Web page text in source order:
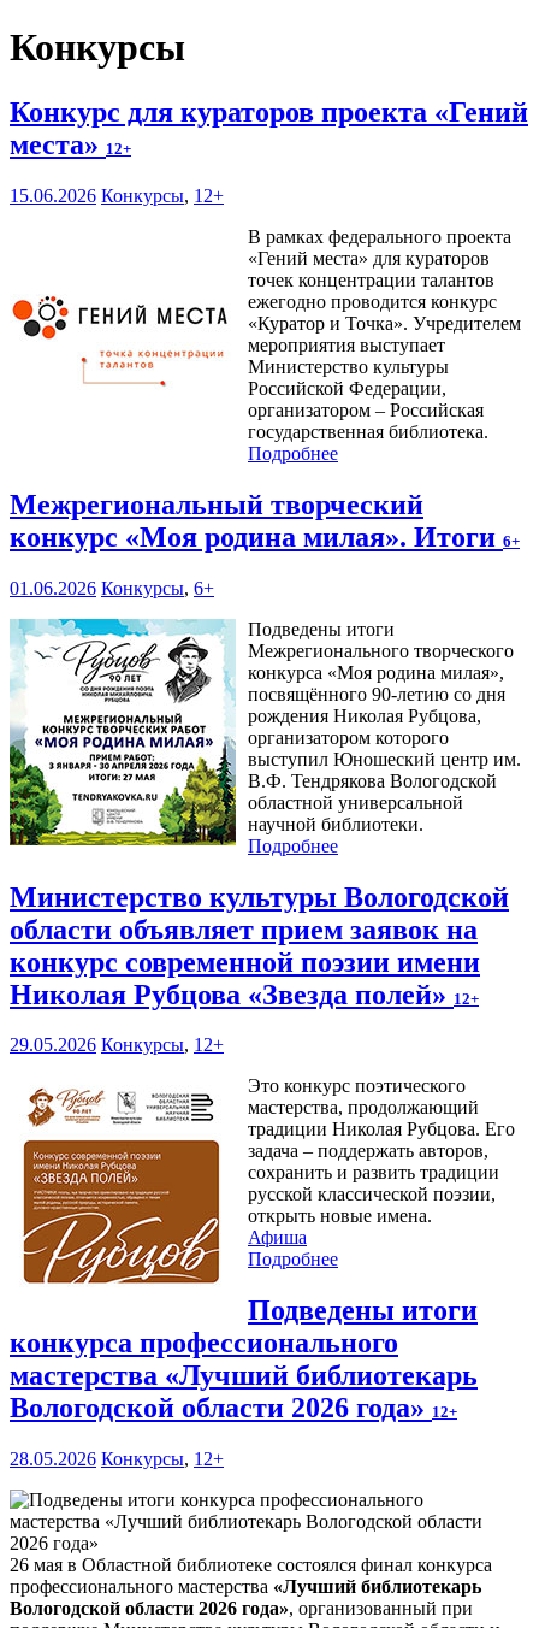
Конкурсы
Конкурс для кураторов проекта «Гений
места» 12+
15.06.2026 Конкурсы, 12+
В рамках федерального проекта
«Гений места» для кураторов
точек концентрации талантов
ежегодно проводится конкурс
«Куратор и Точка». Учредителем
мероприятия выступает
Министерство культуры
Российской Федерации,
организатором – Российская
государственная библиотека.
Подробнее
Межрегиональный творческий
конкурс «Моя родина милая». Итоги 6+
01.06.2026 Конкурсы, 6+
Подведены итоги
Межрегионального творческого
конкурса «Моя родина милая»,
посвящённого 90-летию со дня
рождения Николая Рубцова,
организатором которого
выступил Юношеский центр им.
В.Ф. Тендрякова Вологодской
областной универсальной
научной библиотеки.
Подробнее
Министерство культуры Вологодской
области объявляет прием заявок на
конкурс современной поэзии имени
Николая Рубцова «Звезда полей» 12+
29.05.2026 Конкурсы, 12+
Это конкурс поэтического
мастерства, продолжающий
традиции Николая Рубцова. Его
задача – поддержать авторов,
сохранить и развить традиции
русской классической поэзии,
открыть новые имена.
Афиша
Подробнее
Подведены итоги
конкурса профессионального
мастерства «Лучший библиотекарь
Вологодской области 2026 года» 12+
28.05.2026 Конкурсы, 12+
26 мая в Областной библиотеке состоялся финал конкурса
профессионального мастерства «Лучший библиотекарь
Вологодской области 2026 года», организованный при